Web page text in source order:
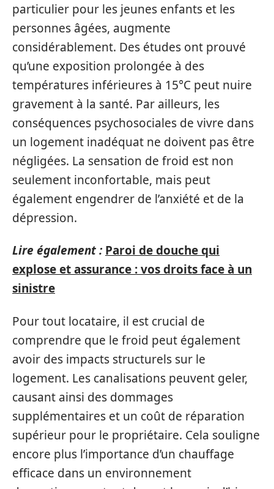
particulier pour les jeunes enfants et les
personnes âgées, augmente
considérablement. Des études ont prouvé
qu’une exposition prolongée à des
températures inférieures à 15°C peut nuire
gravement à la santé. Par ailleurs, les
conséquences psychosociales de vivre dans
un logement inadéquat ne doivent pas être
négligées. La sensation de froid est non
seulement inconfortable, mais peut
également engendrer de l’anxiété et de la
dépression.
Lire également : Paroi de douche qui
explose et assurance : vos droits face à un
sinistre
Pour tout locataire, il est crucial de
comprendre que le froid peut également
avoir des impacts structurels sur le
logement. Les canalisations peuvent geler,
causant ainsi des dommages
supplémentaires et un coût de réparation
supérieur pour le propriétaire. Cela souligne
encore plus l’importance d’un chauffage
efficace dans un environnement